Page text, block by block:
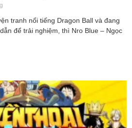
tranh nổi tiếng Dragon Ball và đang
để trải nghiệm, thì Nro Blue – Ngọc